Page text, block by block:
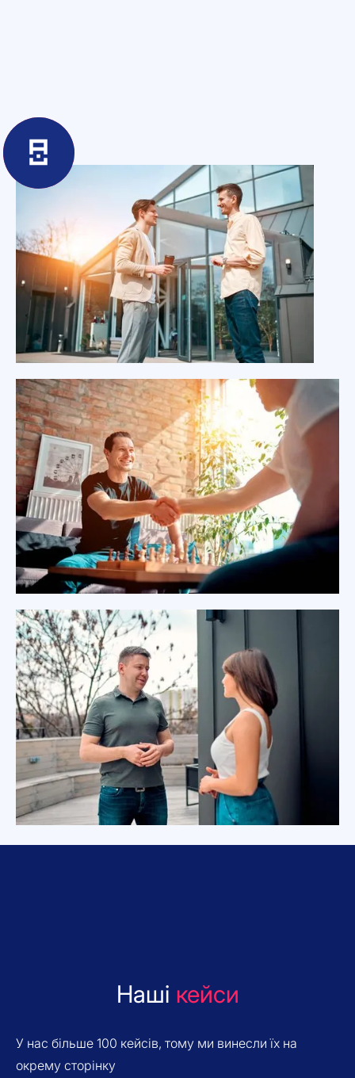
Наші кейси
У нас більше 100 кейсів, тому ми винесли їх на
окрему сторінку